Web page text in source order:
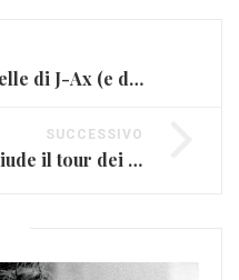
Le 10 canzoni più belle di J-Ax (e degli Articolo 31)
SUCCESSIVO
Marco Mengoni chiude il tour dei record